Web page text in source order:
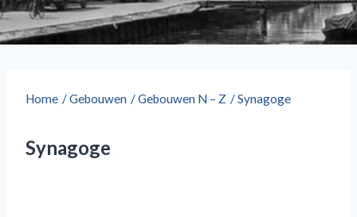
Home /Gebouwen /Gebouwen N – Z /Synagoge
Synagoge